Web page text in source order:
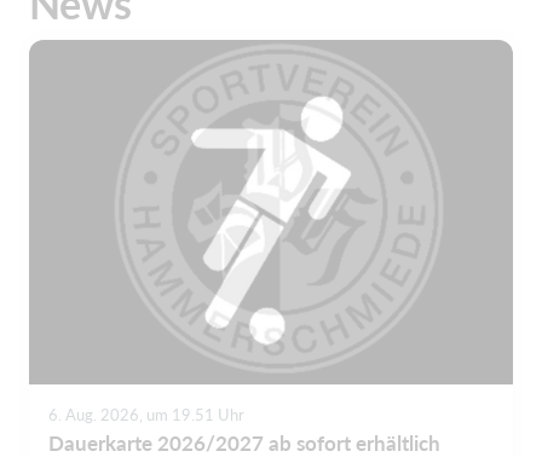
6. Aug. 2026, um 19.51 Uhr
Dauerkarte 2026/2027 ab sofort erhältlich